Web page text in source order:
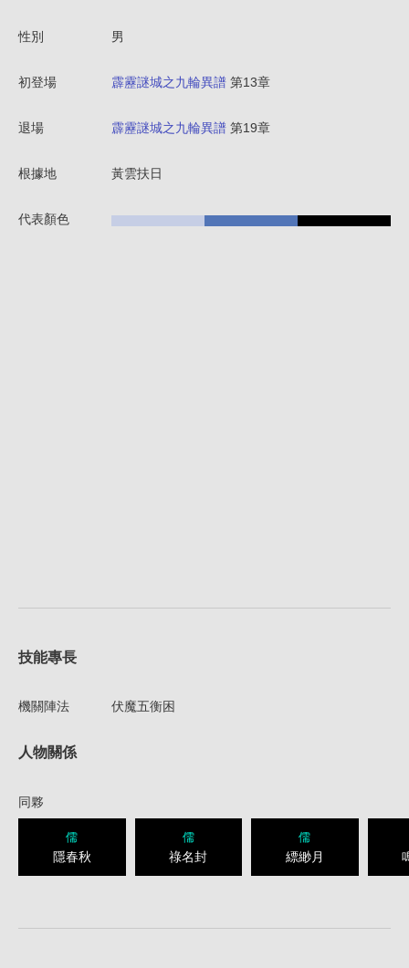
性別 男
初登場 霹靂謎城之九輪異譜 第13章
退場 霹靂謎城之九輪異譜 第19章
根據地 黃雲扶日
代表顏色
技能專長
機關陣法 伏魔五衡困
人物關係
同夥
儒
隱春秋
儒
祿名封
儒
縹緲月